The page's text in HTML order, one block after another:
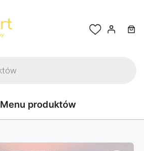
Menu produktów